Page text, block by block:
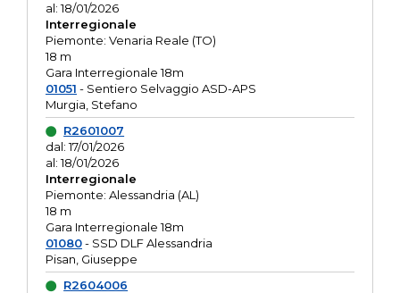
al: 18/01/2026
Interregionale
Piemonte: Venaria Reale (TO)
18 m
Gara Interregionale 18m
01051 - Sentiero Selvaggio ASD-APS
Murgia, Stefano
R2601007
dal: 17/01/2026
al: 18/01/2026
Interregionale
Piemonte: Alessandria (AL)
18 m
Gara Interregionale 18m
01080- SSD DLF Alessandria
Pisan, Giuseppe
R2604006